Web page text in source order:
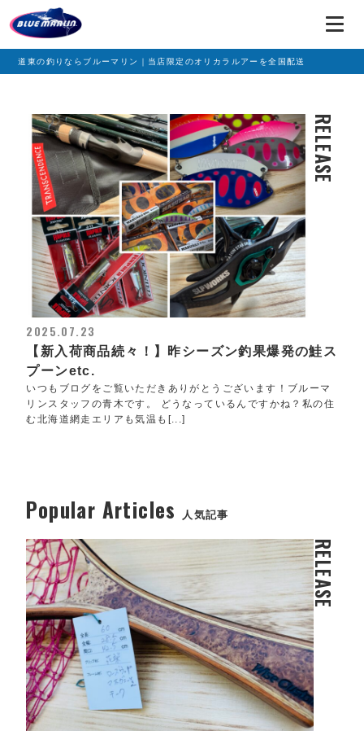
道東の釣りならブルーマリン｜当店限定のオリカラルアーを全国配送
RELEASE
2025.07.23
【新入荷商品続々！】昨シーズン釣果爆発の鮭ス
プーンetc.
いつもブログをご覧いただきありがとうございます！ブルーマ
リンスタッフの青木です。 どうなっているんですかね？私の住
む北海道網走エリアも気温も[...]
Popular Articles 人気記事
RELEASE